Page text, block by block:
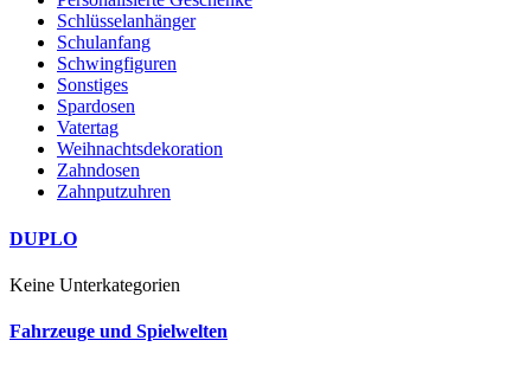
Schlüsselanhänger
Schulanfang
Schwingfiguren
Sonstiges
Spardosen
Vatertag
Weihnachtsdekoration
Zahndosen
Zahnputzuhren
DUPLO
Keine Unterkategorien
Fahrzeuge und Spielwelten